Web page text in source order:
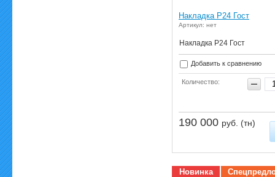
Накладка Р24 Гост
Артикул: нет
Накладка Р24 Гост
Добавить к сравнению
Количество:
190 000 руб. (тн)
Новинка